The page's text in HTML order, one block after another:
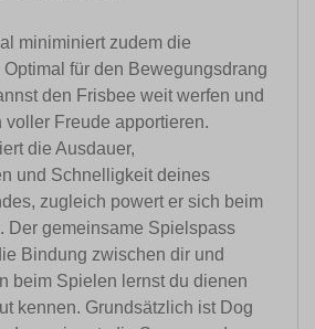
miniminiert zudem die
für den Bewegungsdrang
den Frisbee weit werfen und
Freude apportieren.
die Ausdauer,
und Schnelligkeit deines
zugleich powert er sich beim
Der gemeinsame Spielspass
Bindung zwischen dir und
beim Spielen lernst du dienen
kennen. Grundsätzlich ist Dog